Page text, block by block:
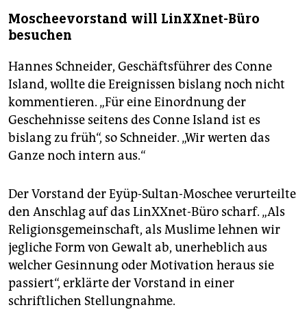
Moscheevorstand will LinXXnet-Büro
besuchen
Hannes Schneider, Geschäftsführer des Conne
Island, wollte die Ereignissen bislang noch nicht
kommentieren. „Für eine Einordnung der
Geschehnisse seitens des Conne Island ist es
bislang zu früh“, so Schneider. „Wir werten das
Ganze noch intern aus.“
Der Vorstand der Eyüp-Sultan-Moschee verurteilte
den Anschlag auf das LinXXnet-Büro scharf. „Als
Religionsgemeinschaft, als Muslime lehnen wir
jegliche Form von Gewalt ab, unerheblich aus
welcher Gesinnung oder Motivation heraus sie
passiert“, erklärte der Vorstand in einer
schriftlichen Stellungnahme.